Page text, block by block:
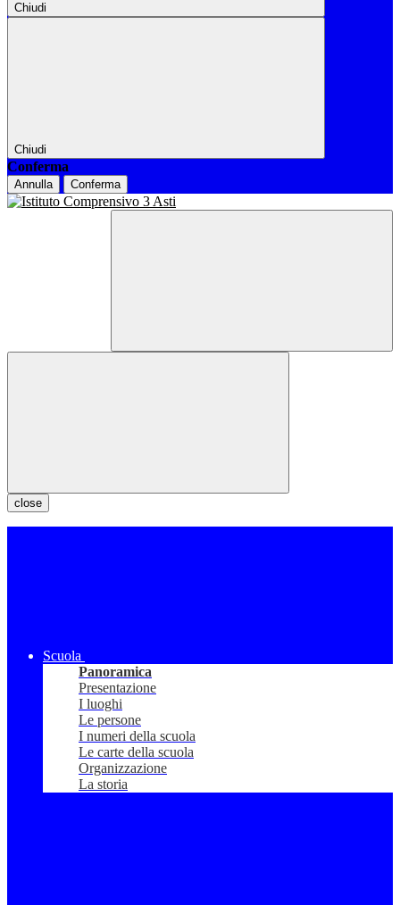
Chiudi
Chiudi
Conferma
Annulla Conferma
close
Scuola
Panoramica
Presentazione
I luoghi
Le persone
I numeri della scuola
Le carte della scuola
Organizzazione
La storia